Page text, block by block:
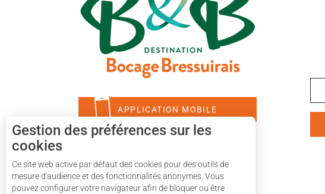
APPLICATION MOBILE
Gestion des préférences sur les
cookies
Ce site web active par défaut des cookies pour des outils de
mesure d'audience et des fonctionnalités anonymes. Vous
pouvez configurer votre navigateur afin de bloquer ou être